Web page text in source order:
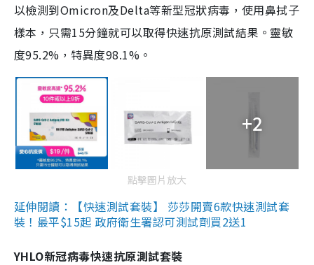
以檢測到Omicron及Delta等新型冠狀病毒，使用鼻拭子
樣本，只需15分鐘就可以取得快速抗原測試結果。靈敏
度95.2%，特異度98.1%。
+2
點擊圖片放大
延伸閱讀：【快速測試套裝】 莎莎開賣6款快速測試套
裝！最平$15起 政府衛生署認可測試劑買2送1
YHLO新冠病毒快速抗原測試套裝